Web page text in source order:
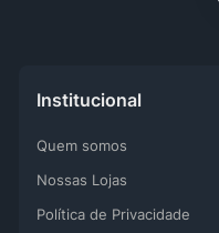
Institucional
Quem somos
Nossas Lojas
Política de Privacidade